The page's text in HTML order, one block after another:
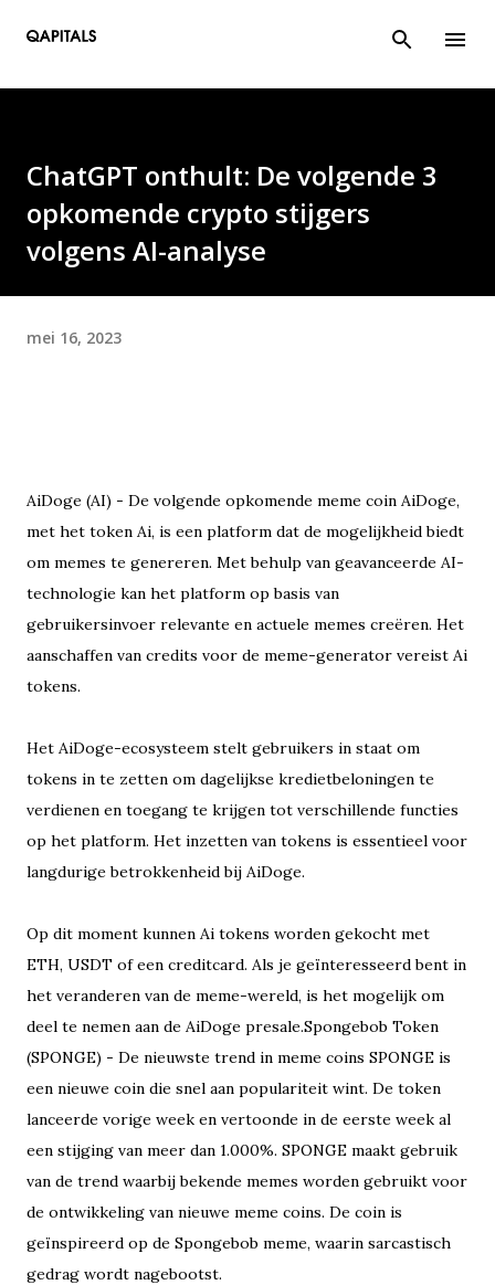
ChatGPT onthult: De volgende 3
opkomende crypto stijgers
volgens AI-analyse
mei 16, 2023
AiDoge (AI) - De volgende opkomende meme coin AiDoge,
met het token Ai, is een platform dat de mogelijkheid biedt
om memes te genereren. Met behulp van geavanceerde AI-
technologie kan het platform op basis van
gebruikersinvoer relevante en actuele memes creëren. Het
aanschaffen van credits voor de meme-generator vereist Ai
tokens.
Het AiDoge-ecosysteem stelt gebruikers in staat om
tokens in te zetten om dagelijkse kredietbeloningen te
verdienen en toegang te krijgen tot verschillende functies
op het platform. Het inzetten van tokens is essentieel voor
langdurige betrokkenheid bij AiDoge.
Op dit moment kunnen Ai tokens worden gekocht met
ETH, USDT of een creditcard. Als je geïnteresseerd bent in
het veranderen van de meme-wereld, is het mogelijk om
deel te nemen aan de AiDoge presale.Spongebob Token
(SPONGE) - De nieuwste trend in meme coins SPONGE is
een nieuwe coin die snel aan populariteit wint. De token
lanceerde vorige week en vertoonde in de eerste week al
een stijging van meer dan 1.000%. SPONGE maakt gebruik
van de trend waarbij bekende memes worden gebruikt voor
de ontwikkeling van nieuwe meme coins. De coin is
geïnspireerd op de Spongebob meme, waarin sarcastisch
gedrag wordt nagebootst.